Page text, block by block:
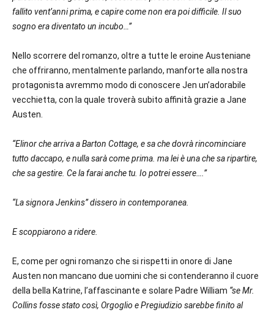
fallito vent’anni prima, e capire come non era poi difficile. Il suo
sogno era diventato un incubo…”
Nello scorrere del romanzo, oltre a tutte le eroine Austeniane
che offriranno, mentalmente parlando, manforte alla nostra
protagonista avremmo modo di conoscere Jen un’adorabile
vecchietta, con la quale troverà subito affinità grazie a Jane
Austen.
“Elinor che arriva a Barton Cottage, e sa che dovrà rincominciare
tutto daccapo, e nulla sarà come prima. ma lei è una che sa ripartire,
che sa gestire. Ce la farai anche tu. Io potrei essere….”
“La signora Jenkins” dissero in contemporanea.
E scoppiarono a ridere.
E, come per ogni romanzo che si rispetti in onore di Jane
Austen non mancano due uomini che si contenderanno il cuore
della bella Katrine, l’affascinante e solare Padre William “se Mr.
Collins fosse stato così, Orgoglio e Pregiudizio sarebbe finito al